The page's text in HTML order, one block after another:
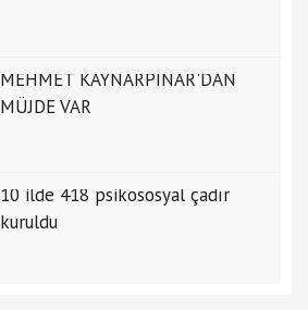
MEHMET KAYNARPINAR'DAN
MÜJDE VAR
10 ilde 418 psikososyal çadır
kuruldu